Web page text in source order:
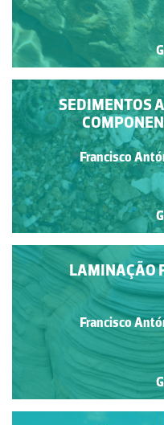
SEDIMENTOS
Francisco
LAMINAÇÃO
Francisco